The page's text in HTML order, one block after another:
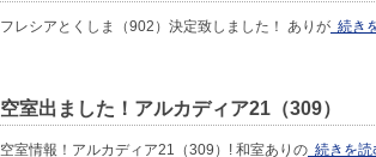
フレシアとくしま（902）決定致しました！ ありが 続き
空室出ました！アルカディア21（309）
空室情報！アルカディア21（309）! 和室ありの 続きを読